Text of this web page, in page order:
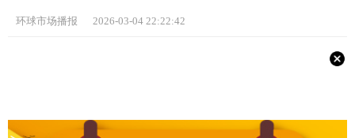
环球市场播报 2026-03-04 22:22:42